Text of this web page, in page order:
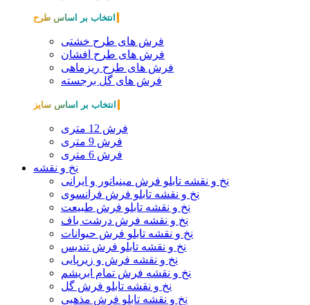
انتخاب بر اساس طرح
فرش های طرح خشتی
فرش های طرح افشان
فرش های طرح ریزماهی
فرش های گل برجسته
انتخاب بر اساس سایز
فرش 12 متری
فرش 9 متری
فرش 6 متری
نخ و نقشه
نخ و نقشه تابلو فرش مینیاتور و ایرانی
نخ و نقشه تابلو فرش فرانسوی
نخ و نقشه تابلو فرش طبیعت
نخ و نقشه فرش درشت باف
نخ و نقشه تابلو فرش حیوانات
نخ و نقشه تابلو فرش تندیس
نخ و نقشه فرش و زیرپایی
نخ و نقشه فرش تمام ابریشم
نخ و نقشه تابلو فرش گل
نخ و نقشه تابلو فرش مذهبی